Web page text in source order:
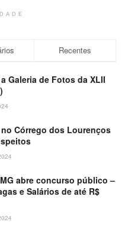
Recentes
Galeria de Fotos da XLII
Córrego dos Lourenços
abre concurso público –
e Salários de até R$